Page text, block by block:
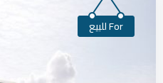
For للبيع